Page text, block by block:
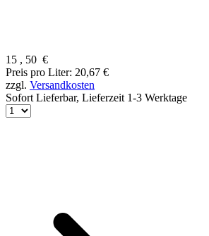
15 , 50 €
Preis pro Liter: 20,67 €
zzgl. Versandkosten
Sofort Lieferbar, Lieferzeit 1-3 Werktage